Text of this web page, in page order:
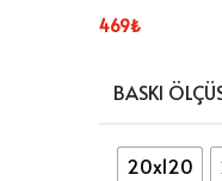
469₺
BASKI
20x120